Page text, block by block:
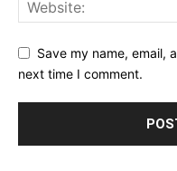
Save my name, email,
next time I comment.